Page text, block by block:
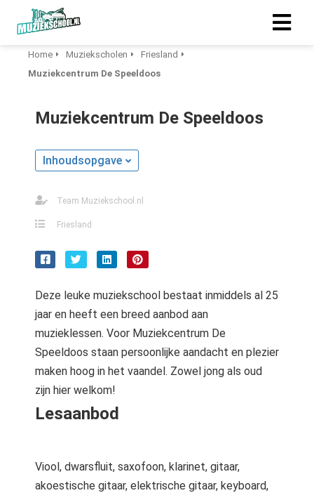
Home Muziekscholen
Friesland
Muziekcentrum De Speeldoos
Muziekcentrum De Speeldoos
Inhoudsopgave
Team Muziekschool.nl
Friesland
Deze leuke muziekschool bestaat inmiddels al 25
jaar en heeft een breed aanbod aan
muzieklessen. Voor Muziekcentrum De
Speeldoos staan persoonlijke aandacht en plezier
maken hoog in het vaandel. Zowel jong als oud
zijn hier welkom!
Lesaanbod
Viool, dwarsfluit, saxofoon, klarinet, gitaar,
akoestische gitaar, elektrische gitaar, keyboard,